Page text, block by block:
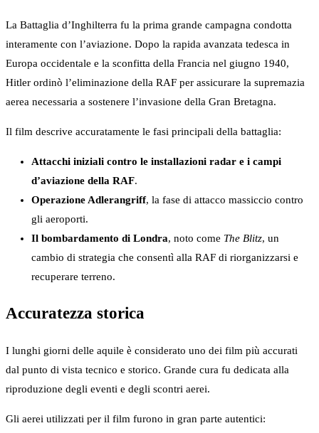
La Battaglia d’Inghilterra fu la prima grande campagna condotta
interamente con l’aviazione. Dopo la rapida avanzata tedesca in
Europa occidentale e la sconfitta della Francia nel giugno 1940,
Hitler ordinò l’eliminazione della RAF per assicurare la supremazia
aerea necessaria a sostenere l’invasione della Gran Bretagna.
Il film descrive accuratamente le fasi principali della battaglia:
Attacchi iniziali contro le installazioni radar e i campi
d’aviazione della RAF.
Operazione Adlerangriff, la fase di attacco massiccio contro
gli aeroporti.
Il bombardamento di Londra, noto come The Blitz, un
cambio di strategia che consentì alla RAF di riorganizzarsi e
recuperare terreno.
Accuratezza storica
I lunghi giorni delle aquile è considerato uno dei film più accurati
dal punto di vista tecnico e storico. Grande cura fu dedicata alla
riproduzione degli eventi e degli scontri aerei.
Gli aerei utilizzati per il film furono in gran parte autentici: